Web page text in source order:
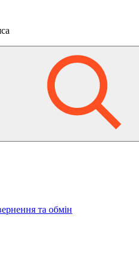
та обмін